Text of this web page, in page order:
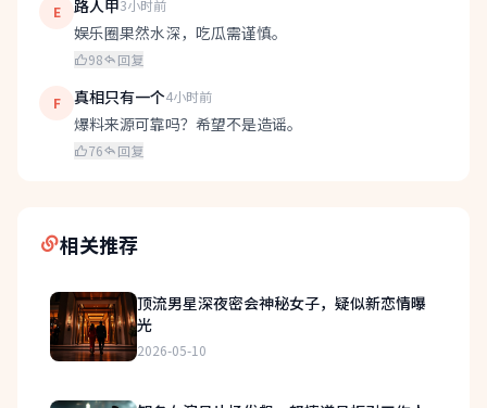
E 路人甲3小时前
娱乐圈果然水深，吃瓜需谨慎。
98 回复
F 真相只有一个4小时前
爆料来源可靠吗？希望不是造谣。
76 回复
相关推荐
顶流男星深夜密会神秘女子，疑似新恋情曝
光
2026-05-10